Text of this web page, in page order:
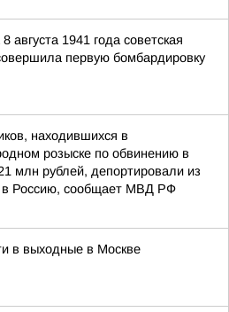
августа 1941 года советская
первую бомбардировку
находившихся в
розыске по обвинению в
млн рублей, депортировали из
Россию, сообщает МВД РФ
в выходные в Москве